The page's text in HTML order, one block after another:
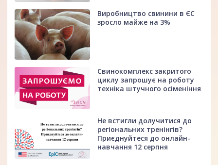
Виробництво свинини в ЄС
зросло майже на 3%
Свинокомплекс закритого
циклу запрошує на роботу
техніка штучного осіменіння
Не встигли долучитися до
регіональних тренінгів?
Приєднуйтеся до онлайн-
навчання 12 серпня